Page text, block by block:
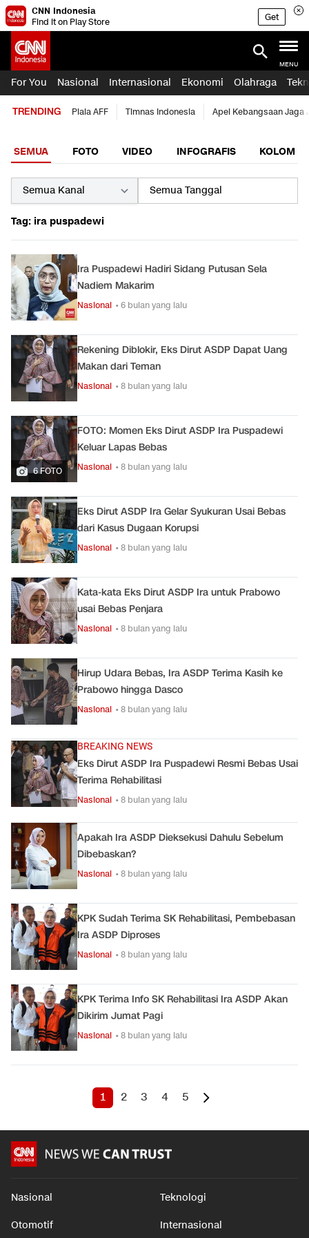
CNN Indonesia
Find it on Play Store
Get
MENU
For You Nasional Internasional Ekonomi Olahraga
TRENDING Piala AFF Timnas Indonesia Apel Kebangsaan Jaga
SEMUA FOTO VIDEO INFOGRAFIS KOLOM
Tag: ira puspadewi
Ira Puspadewi Hadiri Sidang Putusan Sela
Nadiem Makarim
Nasional • 6 bulan yang lalu
Rekening Diblokir, Eks Dirut ASDP Dapat Uang
Makan dari Teman
Nasional • 8 bulan yang lalu
6 FOTO
FOTO: Momen Eks Dirut ASDP Ira Puspadewi
Keluar Lapas Bebas
Nasional • 8 bulan yang lalu
Eks Dirut ASDP Ira Gelar Syukuran Usai Bebas
dari Kasus Dugaan Korupsi
Nasional • 8 bulan yang lalu
Kata-kata Eks Dirut ASDP Ira untuk Prabowo
usai Bebas Penjara
Nasional • 8 bulan yang lalu
Hirup Udara Bebas, Ira ASDP Terima Kasih ke
Prabowo hingga Dasco
Nasional • 8 bulan yang lalu
BREAKING NEWS
Eks Dirut ASDP Ira Puspadewi Resmi Bebas Usai
Terima Rehabilitasi
Nasional • 8 bulan yang lalu
Apakah Ira ASDP Dieksekusi Dahulu Sebelum
Dibebaskan?
Nasional • 8 bulan yang lalu
KPK Sudah Terima SK Rehabilitasi, Pembebasan
Ira ASDP Diproses
Nasional • 8 bulan yang lalu
KPK Terima Info SK Rehabilitasi Ira ASDP Akan
Dikirim Jumat Pagi
Nasional • 8 bulan yang lalu
1 2 3 4 5
Nasional Teknologi
Otomotif Internasional